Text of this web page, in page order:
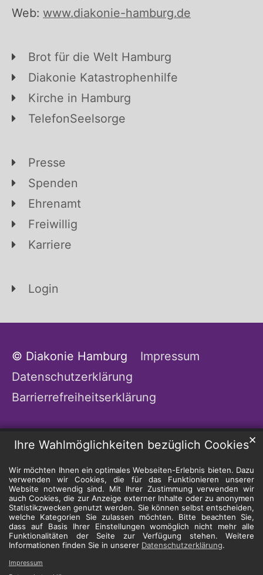
Ihre Wahlmöglichkeiten bezüglich Cookies
Wir möchten Ihnen ein optimales Webseiten-Erlebnis bieten. Dazu
verwenden wir Cookies, die für das Funktionieren unserer
Website notwendig sind. Mit Ihrer Zustimmung verwenden wir
auch Cookies, die zur Anzeige externer Inhalte oder zu anonymen
Statistikzwecken genutzt werden. Sie können selbst entscheiden,
welche Kategorien Sie zulassen möchten. Bitte beachten Sie,
dass auf Basis Ihrer Einstellungen womöglich nicht mehr alle
Funktionalitäten der Seite zur Verfügung stehen. Weitere
Informationen finden Sie in unserer Datenschutzerklärung.
✕
Impressum
Web: www.diakonie-hamburg.de
Brot für die Welt Hamburg
Diakonie Katastrophenhilfe
Kirche in Hamburg
TelefonSeelsorge
Presse
Spenden
Ehrenamt
Freiwillig
Karriere
Login
© Diakonie Hamburg
Impressum
Datenschutzerklärung
Barrierrefreiheitserklärung